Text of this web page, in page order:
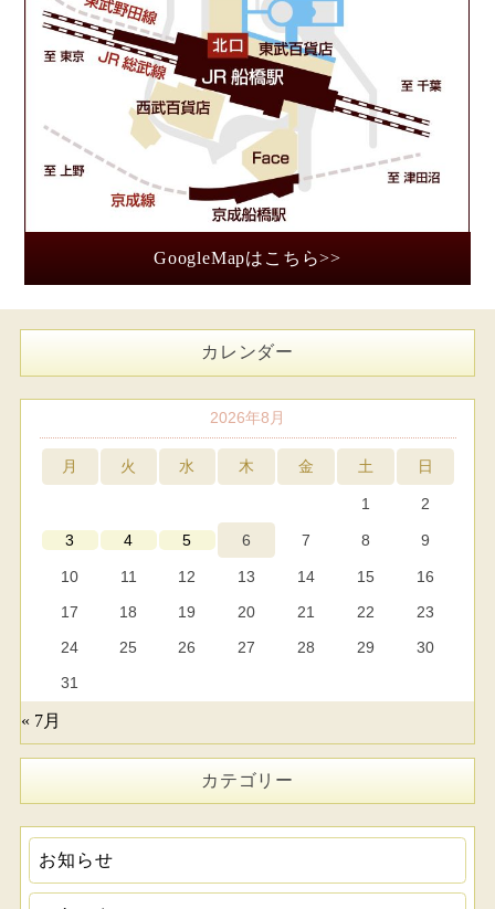
GoogleMapはこちら>>
カレンダー
2026年8月
月 火 水 木 金 土 日
1 2
3 4 5 6 7 8 9
10 11 12 13 14 15
16
17
18 19 20 21 22
23
24
25 26 27 28 29
30
31
« 7月
カテゴリー
お知らせ